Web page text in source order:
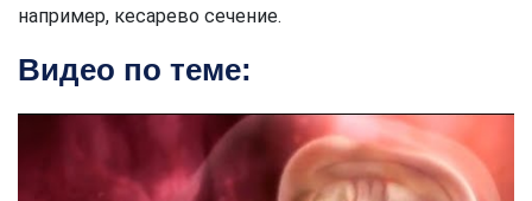
например, кесарево сечение.
Видео по теме: